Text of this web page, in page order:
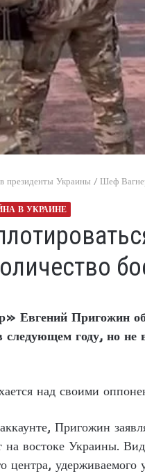
президенты Украины / Шеф
В УКРАИНЕ
Евгений Пригожин
следующем году, но
над своими
Пригожин
на востоке Украины.
центра, удерживаемого